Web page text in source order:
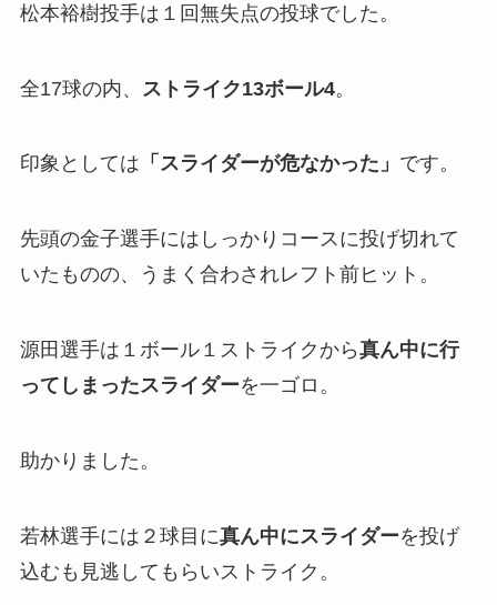
松本裕樹投手は１回無失点の投球でした。
全17球の内、 ストライク13ボール4。
印象としては 「スライダーが危なかった」 です。
先頭の金子選手にはしっかりコースに投げ切れて
いたものの、うまく合わされレフト前ヒット。
源田選手は１ボール１ストライクから真ん中に行
ってしまったスライダーを一ゴロ。
助かりました。
若林選手には２球目に真ん中にスライダーを投げ
込むも見逃してもらいストライク。